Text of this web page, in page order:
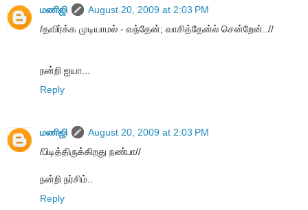
மணிஜி
August 20, 2009 at 2:03 PM
/தவிர்க்க முடியாமல் - வந்தேன்; வாசித்தேன்ல் சென்றேன்..//
நன்றி ஐயா...
Reply
மணிஜி
August 20, 2009 at 2:03 PM
/பிடித்திருக்கிறது நண்பா//
நன்றி நர்சிம்..
Reply